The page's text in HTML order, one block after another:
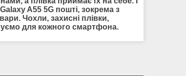
A55 5G пошті, зокрема з
Чохли, захисні плівки,
для кожного смартфона.